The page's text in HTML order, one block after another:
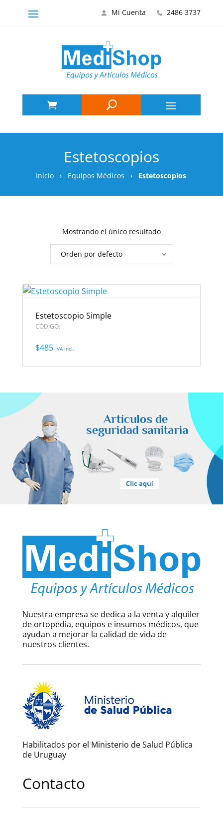
Mi Cuenta 2486 3737
Estetoscopios
Inicio › Equipos Médicos › Estetoscopios
Mostrando el único resultado
Estetoscopio Simple
CÓDIGO:
$485 IVA incl.
Nuestra empresa se dedica a la venta y alquiler
de ortopedia, equipos e insumos médicos, que
ayudan a mejorar la calidad de vida de
nuestros clientes.
Habilitados por el Ministerio de Salud Pública
de Uruguay
Contacto